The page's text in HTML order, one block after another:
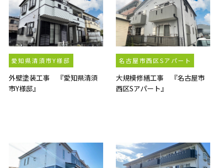
愛知県清須市Y様邸
外壁塗装工事 『愛知県清須
市Y様邸』
名古屋市西区Sアパート
大規模修繕工事 『名古屋市
西区Sアパート』